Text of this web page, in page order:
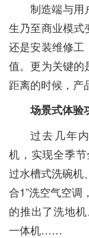
制造端与用
生乃至商业模式
还是安装维修工
值。更为关键的
距离的时候，产
场景式体验
过去几年
机，实现全季
过水槽式洗碗机
合1”洗空气空调
的推出了洗地
一体机……